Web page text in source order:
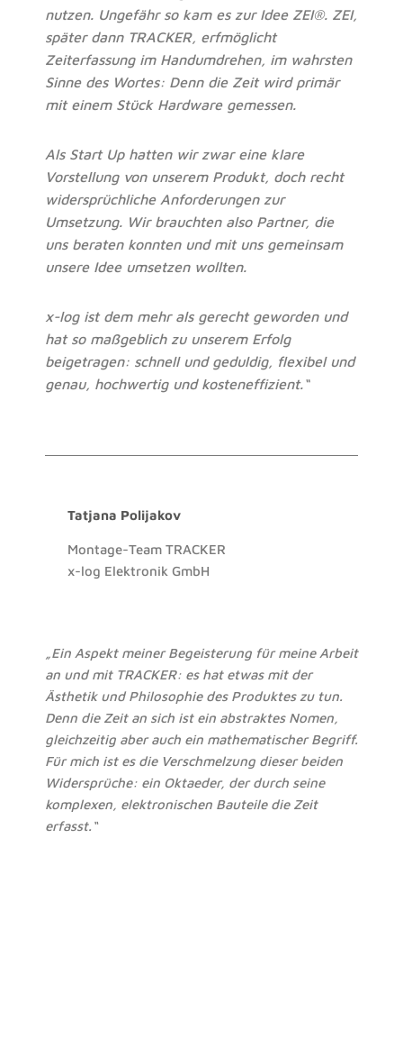
nutzen. Ungefähr so kam es zur Idee ZEI®. ZEI,
später dann TRACKER, erfmöglicht
Zeiterfassung im Handumdrehen, im wahrsten
Sinne des Wortes: Denn die Zeit wird primär
mit einem Stück Hardware gemessen.
Als Start Up hatten wir zwar eine klare
Vorstellung von unserem Produkt, doch recht
widersprüchliche Anforderungen zur
Umsetzung. Wir brauchten also Partner, die
uns beraten konnten und mit uns gemeinsam
unsere Idee umsetzen wollten.
x-log ist dem mehr als gerecht geworden und
hat so maßgeblich zu unserem Erfolg
beigetragen: schnell und geduldig, flexibel und
genau, hochwertig und kosteneffizient.“
Tatjana Polijakov
Montage-Team TRACKER
x-log Elektronik GmbH
„Ein Aspekt meiner Begeisterung für meine Arbeit
an und mit TRACKER: es hat etwas mit der
Ästhetik und Philosophie des Produktes zu tun.
Denn die Zeit an sich ist ein abstraktes Nomen,
gleichzeitig aber auch ein mathematischer Begriff.
Für mich ist es die Verschmelzung dieser beiden
Widersprüche: ein Oktaeder, der durch seine
komplexen, elektronischen Bauteile die Zeit
erfasst.“